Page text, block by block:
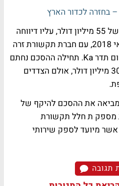
בחזרה לכדור הארץ
מדובר בהסכם בהיקף כולל של 55 מיליון דולר, עליו דיווחה
החברה לראשונה בחודש מאי 2018, עם חברת תקשורת זרה
למתן שירותי תקשורת בתחום תדר Ka. תחילה ההסכם נחתם
לארבע שנים בהיקף של כ-30 מיליון דולר, אולם הצדדים
דולר מביאה את ההסכם להיקף של
מספק ת חלל תקשורת
עמוס 17, אשר מיועד לספק שירותי
תגובה